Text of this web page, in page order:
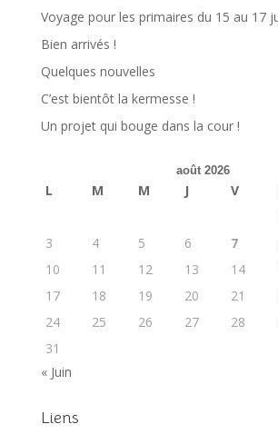
Voyage pour les primaires du 15 au 17
Bien arrivés !
Quelques nouvelles
C’est bientôt la kermesse !
Un projet qui bouge dans la cour !
août 2026
L M M J V
3
4 5 6 7
10
11 12 13 14
17
18 19 20 21
24
25 26 27 28
31
« Juin
Liens